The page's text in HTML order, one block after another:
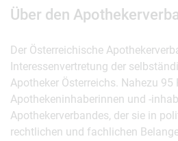
Über den
Der Österreichische
Interessenvertretung der
Apotheker Österreichs. Nahezu 95
Apothekeninhaberinnen und -
Apothekerverbandes, der sie in
rechtlichen und fachlichen